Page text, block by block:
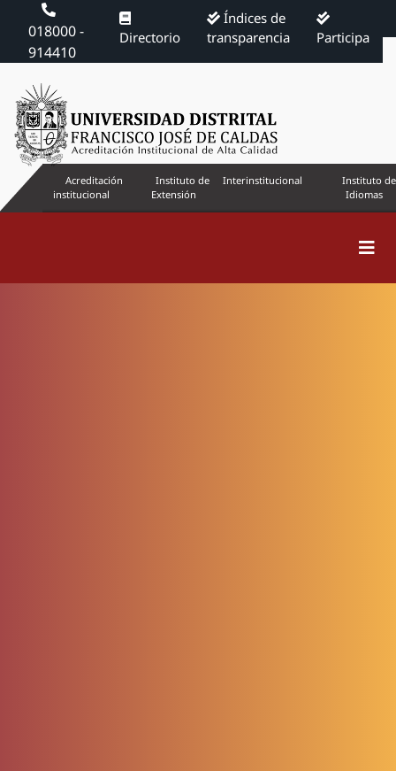
018000 -
914410
Directorio
Índices de
transparencia
Participa
Acreditación
institucional
Instituto de
Extensión
Interinstitucional
Instituto de
Idiomas